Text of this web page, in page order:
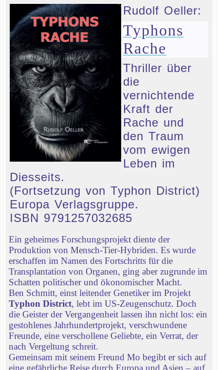
Rudolf Oeller:
Typhons
Rache
Thriller über
die
vernichtende
Kraft der
Rache und
den Traum
vom ewigen
Leben im
Diesseits.
(Fortsetzung von Typhon District)
Europa Verlagsgruppe.
ISBN 9791257032685
Ein geheimes Forschungsprojekt diente der
Produktion von Mensch-Tier-Hybriden. Es wurde
erschaffen im Namen des Fortschritts für die
Transplantation von Organen, ging aber zugrunde im
Schatten politischer und ökonomischer Macht.
Ben Schmitt, einst leitender Genetiker im Projekt
Typhon District, lebt im US-Zeugenschutz. Doch
die Geister der Vergangenheit lassen ihn nicht los: ein
gestohlenes Jahrhundertprojekt, verschwundene
Freunde, eine verschollene Geliebte, ein Verrat, der
nach Vergeltung schreit.
Gemeinsam mit seinem Freund Mo begibt er sich auf
eine gefährliche Reise durch Europa und Asien – auf